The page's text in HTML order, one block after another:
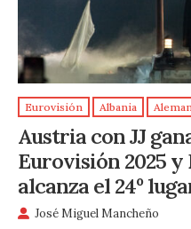
Eurovisión Albania
Austria con JJ
Eurovisión 2025 y
alcanza el 24º
José Miguel Mancheño